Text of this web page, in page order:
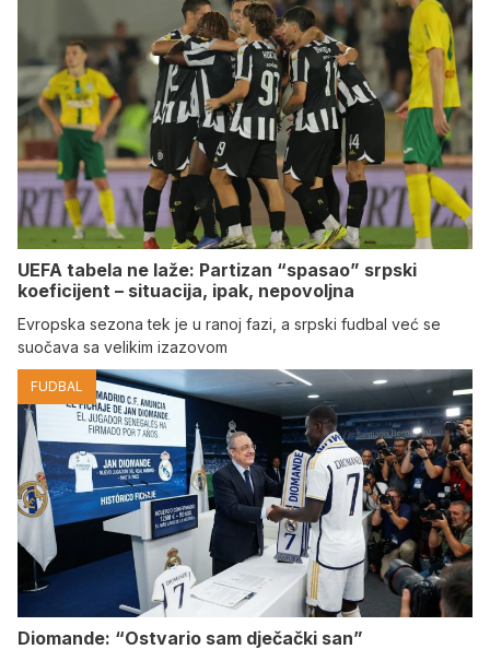
UEFA tabela ne laže: Partizan “spasao” srpski
koeficijent – situacija, ipak, nepovoljna
Evropska sezona tek je u ranoj fazi, a srpski fudbal već se
suočava sa velikim izazovom
FUDBAL
Diomande: “Ostvario sam dječački san”